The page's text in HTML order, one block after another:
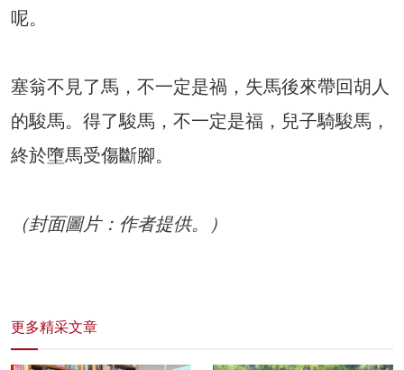
呢。
塞翁不見了馬，不一定是禍，失馬後來帶回胡人
的駿馬。得了駿馬，不一定是福，兒子騎駿馬，
終於墮馬受傷斷腳。
（封面圖片：作者提供。）
更多精采文章